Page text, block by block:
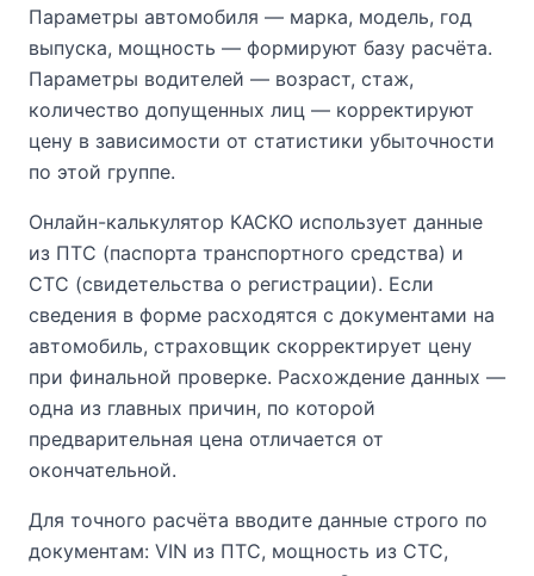
Параметры автомобиля — марка, модель, год
выпуска, мощность — формируют базу расчёта.
Параметры водителей — возраст, стаж,
количество допущенных лиц — корректируют
цену в зависимости от статистики убыточности
по этой группе.
Онлайн-калькулятор КАСКО использует данные
из ПТС (паспорта транспортного средства) и
СТС (свидетельства о регистрации). Если
сведения в форме расходятся с документами на
автомобиль, страховщик скорректирует цену
при финальной проверке. Расхождение данных —
одна из главных причин, по которой
предварительная цена отличается от
окончательной.
Для точного расчёта вводите данные строго по
документам: VIN из ПТС, мощность из СТС,